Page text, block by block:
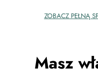
ZOBACZ PEŁNĄ
Masz